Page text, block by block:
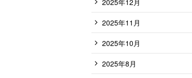
2025年11月
2025年10月
2025年8月